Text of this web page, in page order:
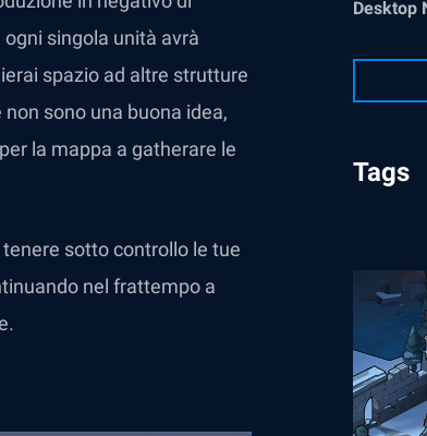
singola unità avrà
spazio ad altre strutture
sono una buona idea,
la mappa a gatherare le
sotto controllo le tue
nel frattempo a
Desktop
Tags